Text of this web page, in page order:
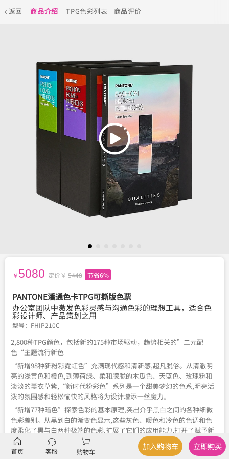
返回 商品介绍 TPG色彩列表 商品评价
￥ 5080 定价￥ 5448 节省6%
PANTONE潘通色卡TPG可撕版色票
办公室团队中激发色彩灵感与沟通色彩的理想工具，适合色
彩设计师、产品策划之用
型号： FHIP210C
2,800种TPG颜色，包括新的175种市场驱动，趋势相关的”二元配
色“主题流行新色
“新增98种新粉彩霓虹色”充满现代感和清新感,超凡脱俗。从清澈明
亮的浅黄色和橙色,到薄荷绿、柔和朦胧的木瓜色、天蓝色、玫瑰粉和
淡淡的薰衣草紫,“新时代粉彩色”系列是一个甜美梦幻的色系,明亮活
泼的氛围感和轻松愉快的风格将为设计增添一丝魔力。
“新增77种暗色”探索色彩的基本原理,突出介乎黑白之间的各种细微
色彩差别。从黑到白的渐变色显示,这些灰色、暖色和冷色的色调和色
度柔化了黑与白两种极端的色彩,扩展了它们的应用能力,打开了赋予新
意义的趣味性和创造性的大门。
首页 客服 购物车
加入购物车 立即购买